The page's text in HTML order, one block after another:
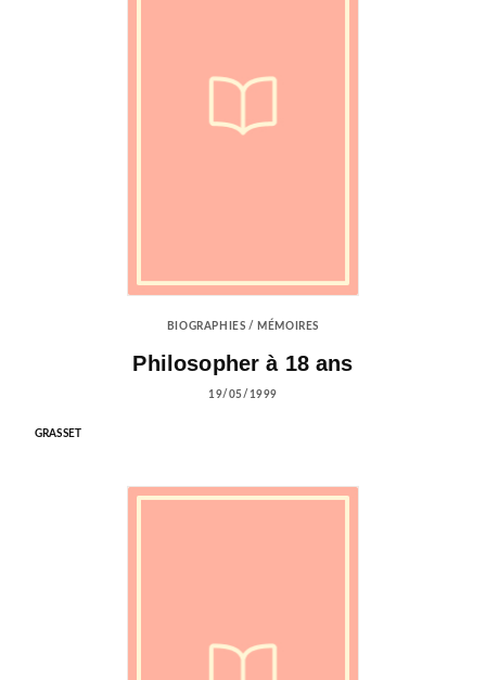
BIOGRAPHIES / MÉMOIRES
Philosopher à 18 ans
19/05/1999
GRASSET